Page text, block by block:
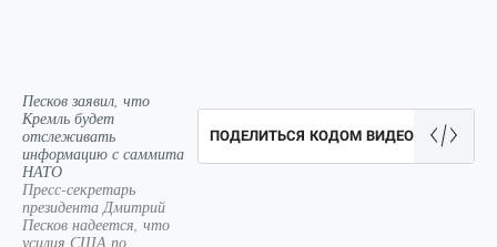
Песков заявил, что
Кремль будет
отслеживать
информацию с саммита
НАТО
Пресс-секретарь
президента Дмитрий
Песков надеется, что
усилия США по
ПОДЕЛИТЬСЯ КОДОМ ВИДЕО